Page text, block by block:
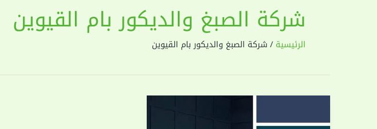
شركة الصبغ والديكور بام القيوين
الرئيسية شركة الصبغ والديكور بام القيوين